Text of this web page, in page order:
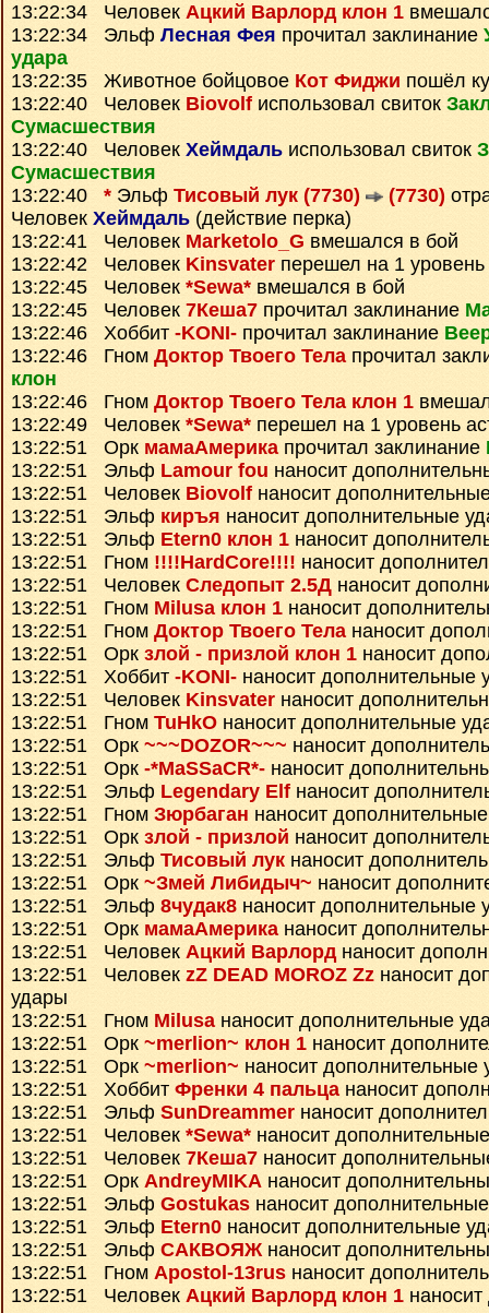
13:22:34 Человек Ацкий Варлорд клон 1
13:22:34 Эльф Лесная Фея прочитал заклинание
удара
13:22:35 Животное бойцовое Кот Фиджи пошёл
13:22:40 Человек Biovolf использовал свиток
Сумаcшествия
13:22:40 Человек Хеймдаль использовал свиток
Сумаcшествия
13:22:40 * Эльф Тисовый лук (7730) (7730)
Человек Хеймдаль (действие перка)
13:22:41 Человек Marketolo_G вмешался в бой
13:22:42 Человек Kinsvater перешел на 1 уровень
13:22:45 Человек *Sewa* вмешался в бой
13:22:45 Человек 7Кеша7 прочитал заклинание
13:22:46 Хоббит -KONI- прочитал заклинание
13:22:46 Гном Доктор Твоего Телапрочитал
клон
13:22:46 Гном Доктор Твоего Тела клон 1
13:22:49 Человек *Sewa* перешел на 1 уровень
13:22:51 Орк мамаАмерикапрочитал заклинание
13:22:51 Эльф Lamour fou наносит
13:22:51 Человек Biovolf наносит
13:22:51 Эльф киръя наносит дополнительные
13:22:51 Эльф Etern0 клон 1 наносит
13:22:51 Гном !!!!HardCore!!!! наносит
13:22:51 Человек Следопыт 2.5Д наносит
13:22:51 Гном Milusa клон 1 наносит
13:22:51 Гном Доктор Твоего Тела наносит
13:22:51 Орк злой - призлой клон 1 наносит
13:22:51 Хоббит -KONI- наносит дополнительные
13:22:51 Человек Kinsvater наносит
13:22:51 Гном TuHkO наносит дополнительные
13:22:51 Орк ~~~DOZOR~~~ наносит
13:22:51 Орк -*MaSSaCR*- наносит
13:22:51 Эльф Legendary Elf наносит
13:22:51 Гном Зюрбаган наносит
13:22:51 Орк злой - призлой наносит
13:22:51 Эльф Тисовый лук наносит
13:22:51 Орк ~Змей Либидыч~ наносит
13:22:51 Эльф 8чудак8 наносит дополнительные
13:22:51 Орк мамаАмерикананосит
13:22:51 Человек Ацкий Варлорднаносит
13:22:51 Человек zZ DEAD MOROZ Zz наносит
удары
13:22:51 Гном Milusaнаносит дополнительные
13:22:51 Орк ~merlion~ клон 1 наносит
13:22:51 Орк ~merlion~ наносит дополнительные
13:22:51 Хоббит Френки 4 пальца наносит
13:22:51 Эльф SunDreammer наносит
13:22:51 Человек *Sewa* наносит
13:22:51 Человек 7Кеша7 наносит
13:22:51 Орк AndreyMIKA наносит
13:22:51 Эльф Gostukas наносит
13:22:51 Эльф Etern0 наносит дополнительные
13:22:51 Эльф САКВОЯЖнаносит
13:22:51 Гном Apostol-13rus наносит
13:22:51 Человек Ацкий Варлорд клон 1